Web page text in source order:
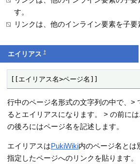
す。
リンクは、他のインライン要素を子要
エイリアス†
[[エイリアス名>ページ名]]
行中のページ名形式の文字列の中で、>
るとエイリアスになります。 > の前に
の後ろにはページ名を記述します。
エイリアスはPukiWiki内のページ名とは
指定したページへのリンクを貼ります。